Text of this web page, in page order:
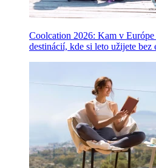
Coolcation 2026: Kam v
destinácií, kde si leto užijete bez